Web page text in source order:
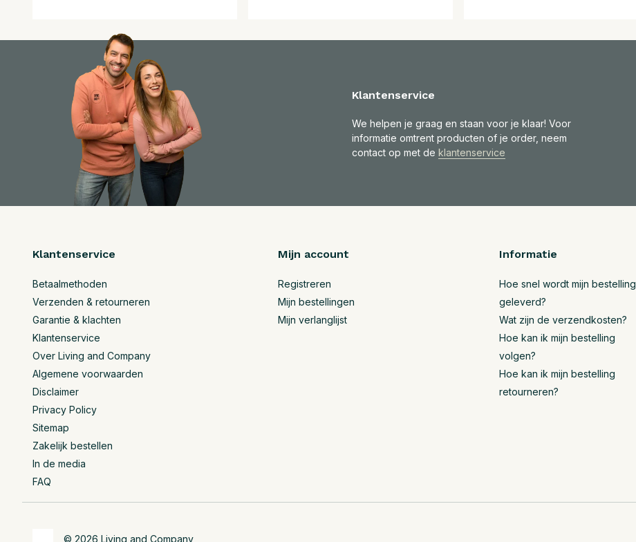
Klantenservice
We helpen je graag en staan voor je klaar! Voor
informatie omtrent producten of je order, neem
contact op met de klantenservice
Klantenservice
Betaalmethoden
Verzenden & retourneren
Garantie & klachten
Klantenservice
Over Living and Company
Algemene voorwaarden
Disclaimer
Privacy Policy
Sitemap
Zakelijk bestellen
In de media
FAQ
Mijn account
Registreren
Mijn bestellingen
Mijn verlanglijst
Informatie
Hoe snel wordt mijn bestelling
geleverd?
Wat zijn de verzendkosten?
Hoe kan ik mijn bestelling
volgen?
Hoe kan ik mijn bestelling
retourneren?
© 2026 Living and Company